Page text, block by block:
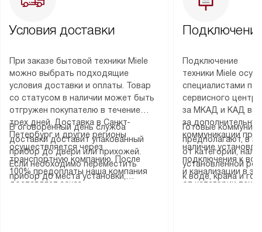
Условия доставки
При заказе бытовой техники Miele
можно выбрать подходящие
условия доставки и оплаты. Товар
со статусом в наличии может быть
отгружен покупателю в течение
трех дней. Доставка в Санкт-
Петербург и другие регионы
осуществляется через
транспортную компанию. После
100% предоплаты наша компания
доставляет заказ
В оговоренный день служба
доставки доставит упакованный
прибор до двери или прихожей.
Если необходимо переместить
прибор до места установки,
Подключение
техники Miele
специалистами
сервисного
за МКАД и КАД
за
коммуникации
наличие
подключения к
и канализации в
от категории
Готовые
предполагают, в
от категории,
установленной
к воде, крана и